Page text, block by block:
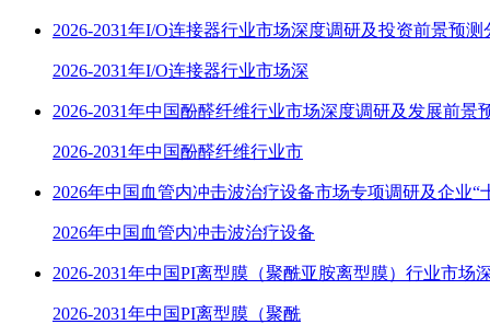
2026-2031年I/O连接器行业市场深度调研及投资前景预测
2026-2031年I/O连接器行业市场深
2026-2031年中国酚醛纤维行业市场深度调研及发展前景
2026-2031年中国酚醛纤维行业市
2026年中国血管内冲击波治疗设备市场专项调研及企业“
2026年中国血管内冲击波治疗设备
2026-2031年中国PI离型膜（聚酰亚胺离型膜）行业市场
2026-2031年中国PI离型膜（聚酰